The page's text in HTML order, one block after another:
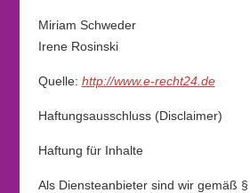
Miriam Schweder
Irene Rosinski
Quelle: http://www.e-recht24.de
Haftungsausschluss (Disclaimer)
Haftung für Inhalte
Als Diensteanbieter sind wir gemäß